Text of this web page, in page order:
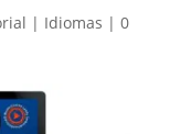
| Idiomas | 0